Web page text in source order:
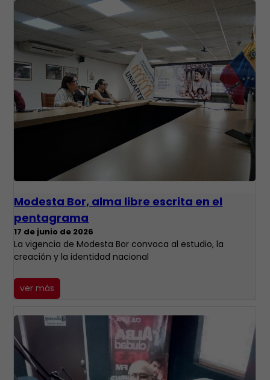
Modesta Bor, alma libre escrita en el
pentagrama
17 de junio de 2026
La vigencia de Modesta Bor convoca al estudio, la
creación y la identidad nacional
ver más